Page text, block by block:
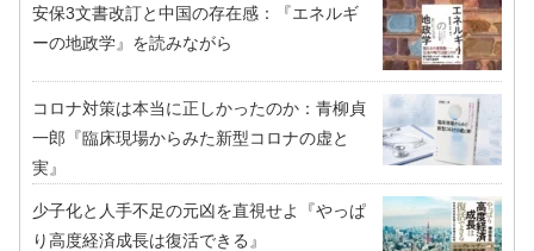
安保3文書改訂と中国の存在感：『エネルギ
ーの地政学』を読みながら
コロナ対策は本当に正しかったのか：青柳貞
一郎『臨床現場からみた新型コロナの虚と
実』
少子化と人手不足の元凶を直視せよ『やっぱ
り高度経済成長は復活できる』